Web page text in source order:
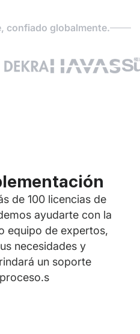
confiado globalmente.
de 100 licencias de
ayudarte con la
equipo de expertos,
necesidades y
un soporte